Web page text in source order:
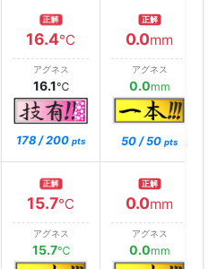
正解
16.4℃
アグネス
16.1℃
178 / 200 pts
正解
0.0mm
アグネス
0.0mm
50 / 50 pts
正解
15.7℃
アグネス
15.7℃
正解
0.0mm
アグネス
0.0mm